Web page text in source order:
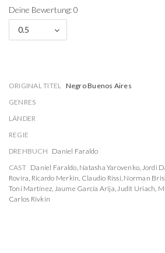
Deine Bewertung: 0
0.5
ORIGINAL TITEL Negro Buenos Aires
GENRES
LÄNDER
REGIE
DREHBUCH Daniel Faraldo
CAST Daniel Faraldo, Natasha Yarovenko, Jordi
Rovira, Ricardo Merkin, Claudio Rissi, Norman
Toni Martínez, Jaume García Arija,Judit Uriach,
Carlos Rivkin